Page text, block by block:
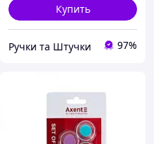
Купить
Ручки та Штучки 97%